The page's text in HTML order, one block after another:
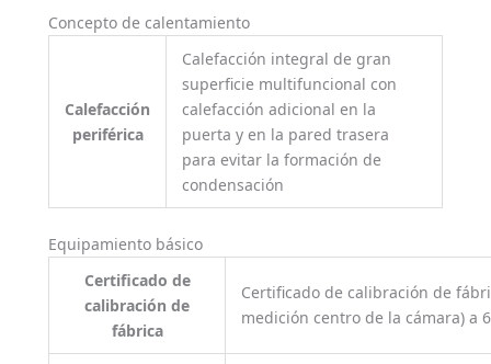
Concepto de calentamiento
Calefacción
periférica
Calefacción integral de gran
superficie multifuncional con
calefacción adicional en la
puerta y en la pared trasera
para evitar la formación de
condensación
Equipamiento básico
Certificado de
calibración de
fábrica
Certificado de calibración de
medición centro de la cámara) a